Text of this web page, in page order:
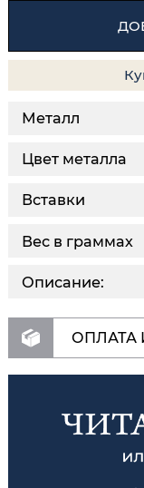
Металл
Цвет металла
Вставки
Описание:
Вес в граммах
ОПЛАТА